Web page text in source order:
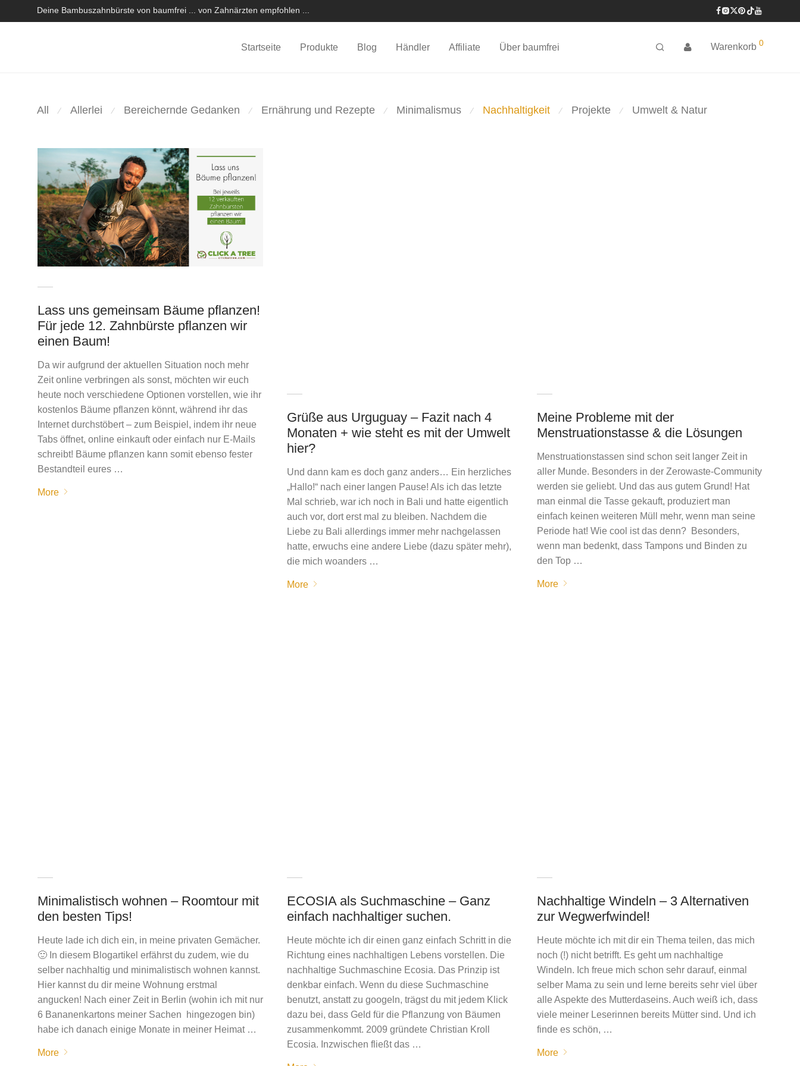
Deine Bambuszahnbürste von baumfrei ... von Zahnärzten empfohlen ...
Startseite Produkte Blog Händler Affiliate Über baumfrei Warenkorb 0
All ⁄ Allerlei ⁄ Bereichernde Gedanken ⁄ Ernährung und Rezepte ⁄ Minimalismus ⁄ Nachhaltigkeit ⁄ Projekte ⁄ Umwelt & Natur
Lass uns gemeinsam Bäume pflanzen!
Für jede 12. Zahnbürste pflanzen wir
einen Baum!
Da wir aufgrund der aktuellen Situation noch mehr
Zeit online verbringen als sonst, möchten wir euch
heute noch verschiedene Optionen vorstellen, wie ihr
kostenlos Bäume pflanzen könnt, während ihr das
Internet durchstöbert – zum Beispiel, indem ihr neue
Tabs öffnet, online einkauft oder einfach nur E-Mails
schreibt! Bäume pflanzen kann somit ebenso fester
Bestandteil eures …
More
Grüße aus Urguguay – Fazit nach 4
Monaten + wie steht es mit der Umwelt
hier?
Und dann kam es doch ganz anders… Ein herzliches
„Hallo!“ nach einer langen Pause! Als ich das letzte
Mal schrieb, war ich noch in Bali und hatte eigentlich
auch vor, dort erst mal zu bleiben. Nachdem die
Liebe zu Bali allerdings immer mehr nachgelassen
hatte, erwuchs eine andere Liebe (dazu später mehr),
die mich woanders …
More
Meine Probleme mit der
Menstruationstasse & die Lösungen
Menstruationstassen sind schon seit langer Zeit in
aller Munde. Besonders in der Zerowaste-Community
werden sie geliebt. Und das aus gutem Grund! Hat
man einmal die Tasse gekauft, produziert man
einfach keinen weiteren Müll mehr, wenn man seine
Periode hat! Wie cool ist das denn? Besonders,
wenn man bedenkt, dass Tampons und Binden zu
den Top …
More
Minimalistisch wohnen – Roomtour mit
den besten Tips!
Heute lade ich dich ein, in meine privaten Gemächer.
🙂 In diesem Blogartikel erfährst du zudem, wie du
selber nachhaltig und minimalistisch wohnen kannst.
Hier kannst du dir meine Wohnung erstmal
angucken! Nach einer Zeit in Berlin (wohin ich mit nur
6 Bananenkartons meiner Sachen hingezogen bin)
habe ich danach einige Monate in meiner Heimat …
More
ECOSIA als Suchmaschine – Ganz
einfach nachhaltiger suchen.
Heute möchte ich dir einen ganz einfach Schritt in die
Richtung eines nachhaltigen Lebens vorstellen. Die
nachhaltige Suchmaschine Ecosia. Das Prinzip ist
denkbar einfach. Wenn du diese Suchmaschine
benutzt, anstatt zu googeln, trägst du mit jedem Klick
dazu bei, dass Geld für die Pflanzung von Bäumen
zusammenkommt. 2009 gründete Christian Kroll
Ecosia. Inzwischen fließt das …
Nachhaltige Windeln – 3 Alternativen
zur Wegwerfwindel!
Heute möchte ich mit dir ein Thema teilen, das mich
noch (!) nicht betrifft. Es geht um nachhaltige
Windeln. Ich freue mich schon sehr darauf, einmal
selber Mama zu sein und lerne bereits sehr viel über
alle Aspekte des Mutterdaseins. Auch weiß ich, dass
viele meiner Leserinnen bereits Mütter sind. Und ich
finde es schön, …
More